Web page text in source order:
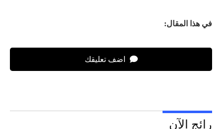
في هذا المقال:
اضف تعليقك
رائج الآن